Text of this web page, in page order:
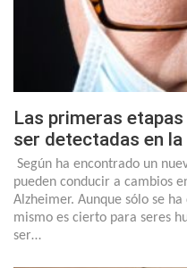
Las primeras
ser detectadas en la
Según ha encontrado un
pueden conducir a cambios
Alzheimer. Aunque sólo se
mismo es cierto para seres
ser…